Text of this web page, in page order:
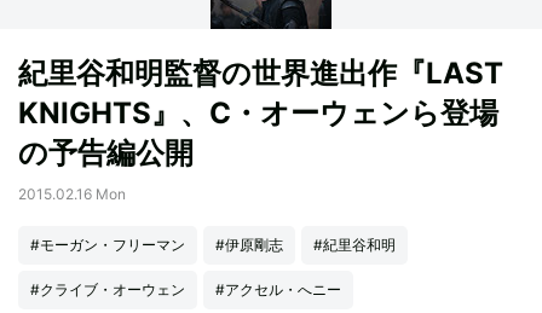
紀里谷和明監督の世界進出作『LAST
KNIGHTS』、C・オーウェンら登場
の予告編公開
2015.02.16 Mon
#モーガン・フリーマン #伊原剛志 #紀里谷和明
#クライブ・オーウェン #アクセル・へニー